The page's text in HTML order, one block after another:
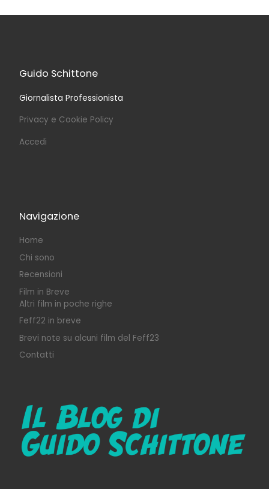
Guido Schittone
Giornalista Professionista
Privacy e Cookie Policy
Accedi
Navigazione
Home
Chi sono
Recensioni
Film in Breve
Altri film in poche righe
Feff22 in breve
Brevi note su alcuni film del Feff23
Contatti